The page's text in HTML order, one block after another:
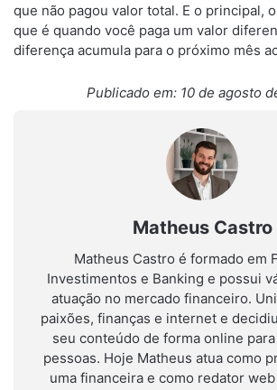
que não pagou valor total. E o principal,
que é quando você paga um valor
diferença acumula para o próximo mês
Publicado em: 10 de agosto
Matheus Castro
Matheus Castro é formado em
Investimentos e Banking e possui
atuação no mercado financeiro.
paixões, finanças e internet e
seu conteúdo de forma online
pessoas. Hoje Matheus atua como
uma financeira e como redator